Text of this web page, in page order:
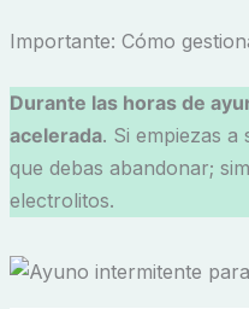
Importante: Cómo
Durante las horas de
acelerada. Si empiezas
que debas abandonar;
electrolitos.